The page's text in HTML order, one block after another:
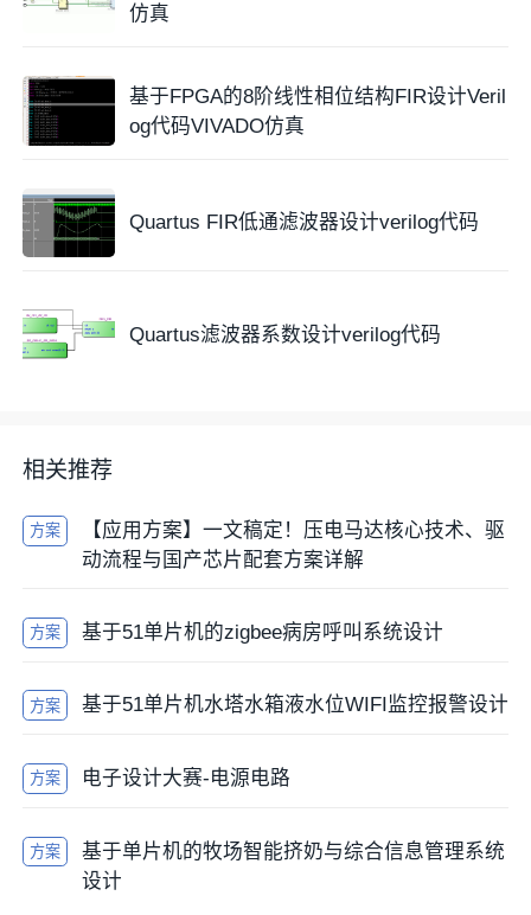
仿真
基于FPGA的8阶线性相位结构FIR设计Veril
og代码VIVADO仿真
Quartus FIR低通滤波器设计verilog代码
Quartus滤波器系数设计verilog代码
相关推荐
方案
【应用方案】一文稿定！压电马达核心技术、驱
动流程与国产芯片配套方案详解
方案 基于51单片机的zigbee病房呼叫系统设计
方案 基于51单片机水塔水箱液水位WIFI监控报警设计
方案 电子设计大赛-电源电路
方案
基于单片机的牧场智能挤奶与综合信息管理系统
设计